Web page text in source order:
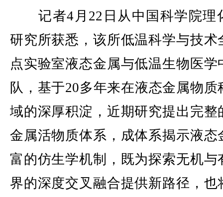
记者4月22日从中国科学院理
研究所获悉，该所低温科学与技术
点实验室液态金属与低温生物医学
队，基于20多年来在液态金属物质
域的深厚积淀，近期研究提出完整
金属活物质体系，成体系揭示液态
富的仿生学机制，既为探索无机与
界的深度交叉融合提供新路径，也